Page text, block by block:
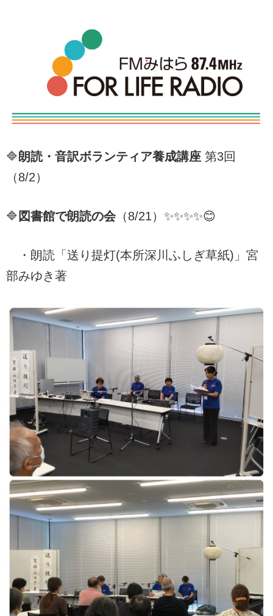
🔷 朗読・音訳ボランティア養成講座 第3回
（8/2）
🔷 図書館で朗読の会（8/21）✨✨✨✨😊
・朗読「送り提灯(本所深川ふしぎ草紙)」宮
部みゆき著